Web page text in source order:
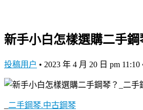
新手小白怎樣選購二手
投稿用户 • 2023 年 4 月 20 日 pm 11:10
二手鋼琴.中古鋼琴